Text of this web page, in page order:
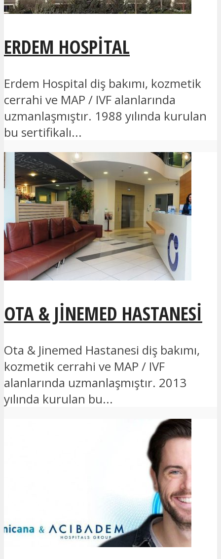
ERDEM HOSPITAL
Erdem Hospital diş bakımı, kozmetik
cerrahi ve MAP / IVF alanlarında
uzmanlaşmıştır. 1988 yılında kurulan
bu sertifikalı...
OTA & JINEMED HASTANESI
Ota & Jinemed Hastanesi diş bakımı,
kozmetik cerrahi ve MAP / IVF
alanlarında uzmanlaşmıştır. 2013
yılında kurulan bu...